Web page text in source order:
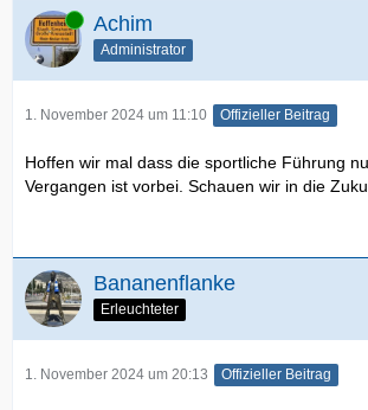
Online Achim
Administrator
1. November 2024 um 11:10 Offizieller Beitrag
Hoffen wir mal dass die sportliche Führung
Vergangen ist vorbei. Schauen wir in die
Bananenflanke
Erleuchteter
1. November 2024 um 20:13 Offizieller Beitrag